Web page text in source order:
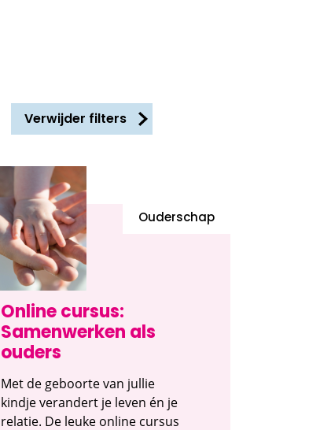
Verwijder filters
Online cursus:
Samenwerken als
ouders
Ouderschap
Met de geboorte van jullie
kindje verandert je leven én je
relatie. De leuke online cursus